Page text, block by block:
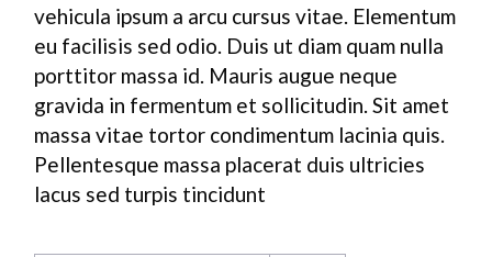
vehicula ipsum a arcu cursus vitae. Elementum
eu facilisis sed odio. Duis ut diam quam nulla
porttitor massa id. Mauris augue neque
gravida in fermentum et sollicitudin. Sit amet
massa vitae tortor condimentum lacinia quis.
Pellentesque massa placerat duis ultricies
lacus sed turpis tincidunt